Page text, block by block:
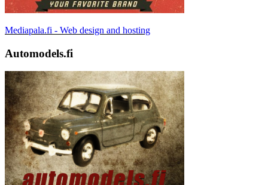
Mediapala.fi - Web design and hosting
Automodels.fi